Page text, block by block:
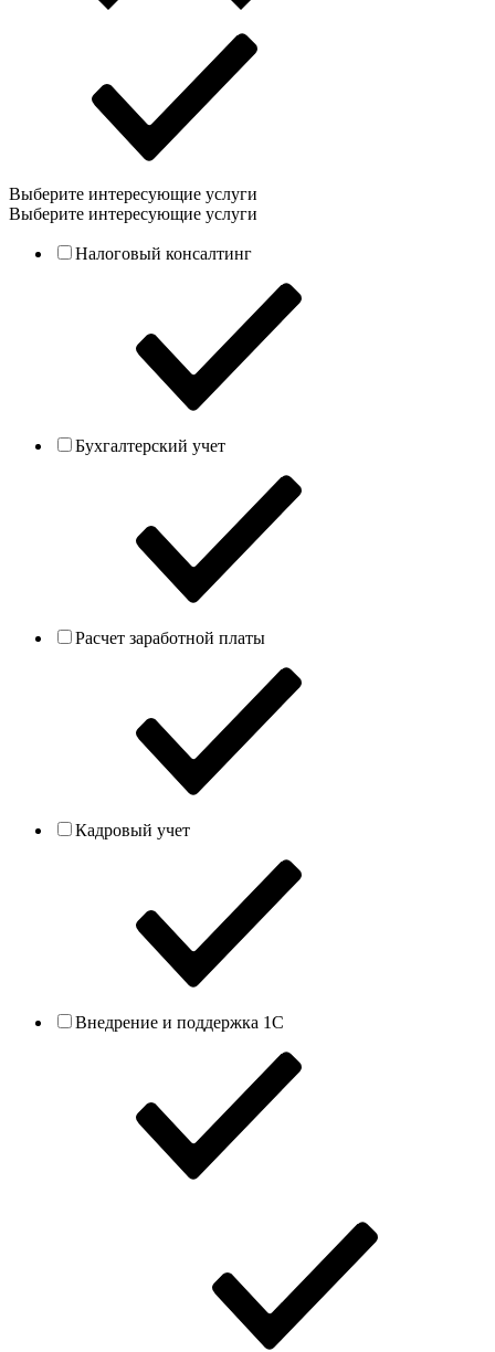
Выберите интересующие услуги
Выберите интересующие услуги
Налоговый консалтинг
Бухгалтерский учет
Расчет заработной платы
Кадровый учет
Внедрение и поддержка 1С